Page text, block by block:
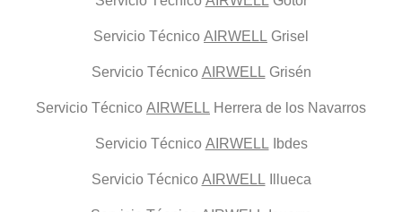
Servicio Técnico AIRWELL Grisel
Servicio Técnico AIRWELLGrisén
Servicio Técnico AIRWELL Herrera de los Navarros
Servicio Técnico AIRWELLIbdes
Servicio Técnico AIRWELLIllueca